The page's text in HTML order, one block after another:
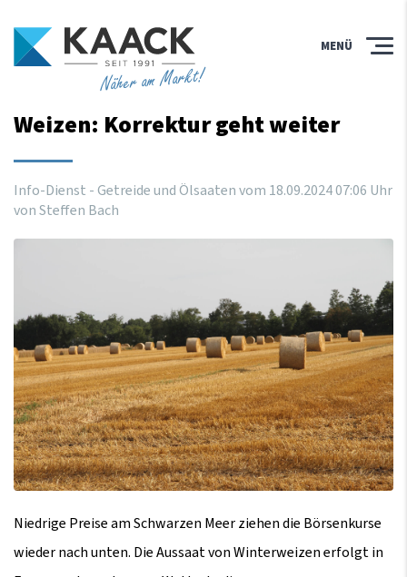
Näher am Markt!
MENÜ
Weizen: Korrektur geht weiter
Info-Dienst - Getreide und Ölsaaten vom 18.09.202407:06 Uhr
von Steffen Bach
Niedrige Preise am Schwarzen Meer ziehen die Börsenkurse
wieder nach unten. Die Aussaat von Winterweizen erfolgt in